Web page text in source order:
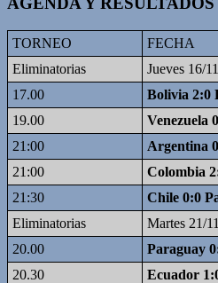
TORNEO
FECHA
Eliminatorias
Jueves 16/
17.00
Bolivia 2:0
19.00
Venezuela
21:00
Argentina
21:00
Colombia
21:30
Chile 0:0
Eliminatorias
Martes 21/
20.00
Paraguay
20.30
Ecuador